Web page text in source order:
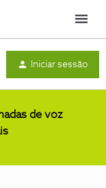
Menu
Iniciar sessão
de voz